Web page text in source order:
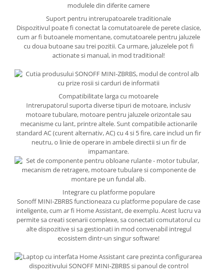
Suport pentru intrerupatoarele traditionale
Dispozitivul poate fi conectat la comutatoarele de perete clasice,
cum ar fi butoanele momentane, comutatoarele pentru jaluzele
cu doua butoane sau trei pozitii. Ca urmare, jaluzelele pot fi
actionate si manual, in mod traditional!
Compatibilitate larga cu motoarele
Intrerupatorul suporta diverse tipuri de motoare, inclusiv
motoare tubulare, motoare pentru jaluzele orizontale sau
mecanisme cu lant, printre altele. Sunt compatibile actionarile
standard AC (curent alternativ, AC) cu 4 si 5 fire, care includ un fir
neutru, o linie de operare in ambele directii si un fir de
impamantare.
Integrare cu platforme populare
Sonoff MINI-ZBRBS functioneaza cu platforme populare de case
inteligente, cum ar fi Home Assistant, de exemplu. Acest lucru va
permite sa creati scenarii complexe, sa conectati comutatorul cu
alte dispozitive si sa gestionati in mod convenabil intregul
ecosistem dintr-un singur software!